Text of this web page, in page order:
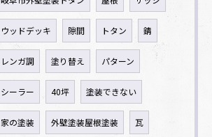
ウッドデッキ 隙間 トタン 錆
レンガ調 塗り替え パターン
シーラー 40坪 塗装できない
家の塗装 外壁塗装屋根塗装 瓦